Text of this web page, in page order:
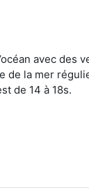
avec
de la mer
de 14 à 18s.